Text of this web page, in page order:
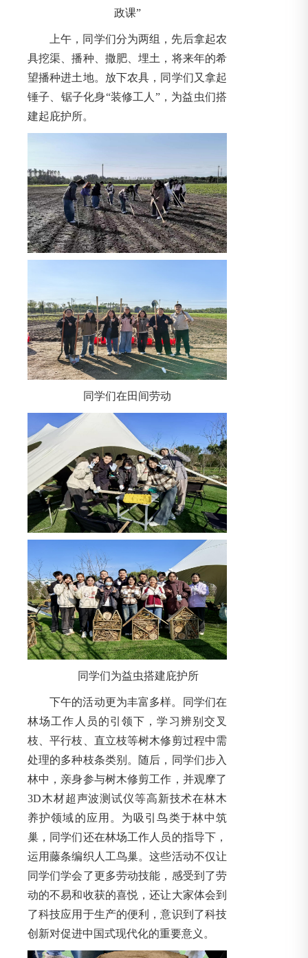
政课”
上午，同学们分为两组，先后拿起农
具挖渠、播种、撒肥、埋土，将来年的希
望播种进土地。放下农具，同学们又拿起
锤子、锯子化身“装修工人”，为益虫们搭
建起庇护所。
同学们在田间劳动
同学们为益虫搭建庇护所
下午的活动更为丰富多样。同学们在
林场工作人员的引领下，学习辨别交叉
枝、平行枝、直立枝等树木修剪过程中需
处理的多种枝条类别。随后，同学们步入
林中，亲身参与树木修剪工作，并观摩了
3D木材超声波测试仪等高新技术在林木
养护领域的应用。为吸引鸟类于林中筑
巢，同学们还在林场工作人员的指导下，
运用藤条编织人工鸟巢。这些活动不仅让
同学们学会了更多劳动技能，感受到了劳
动的不易和收获的喜悦，还让大家体会到
了科技应用于生产的便利，意识到了科技
创新对促进中国式现代化的重要意义。